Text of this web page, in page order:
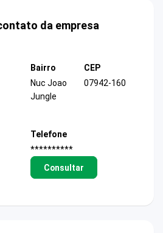
da empresa
Bairro
Nuc Joao
Jungle
CEP
07942-160
Telefone
**********
Consultar